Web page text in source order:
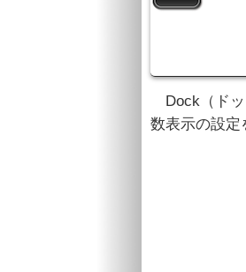
Dock（ド
数表示の設定